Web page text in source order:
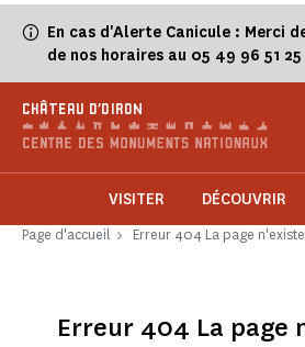
En cas d'Alerte Canicule : Merci
de nos horaires au 05 49 96 51 25
CHÂTEAU D'OIRON
VISITER DÉCOUVRIR
Page d'accueil Erreur 404 La page
Erreur 404 La page